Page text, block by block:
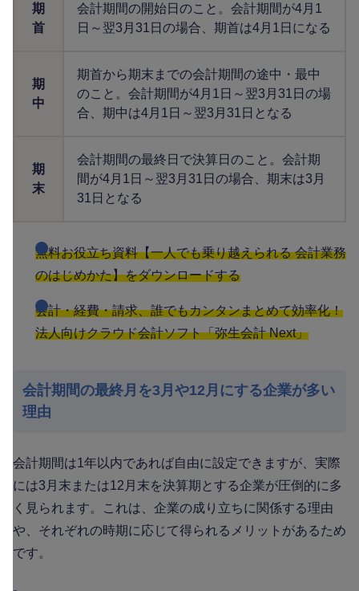
期
首
会計期間の開始日のこと。会計期間が4月1
日～翌3月31日の場合、期首は4月1日になる
期
中
期首から期末までの会計期間の途中・最中
のこと。会計期間が4月1日～翌3月31日の場
合、期中は4月1日～翌3月31日となる
期
末
会計期間の最終日で決算日のこと。会計期
間が4月1日～翌3月31日の場合、期末は3月
31日となる
無料お役立ち資料【一人でも乗り越えられる 会計業務
のはじめかた】をダウンロードする
会計・経費・請求、誰でもカンタンまとめて効率化！
法人向けクラウド会計ソフト「弥生会計 Next」
会計期間の最終月を3月や12月にする企業が多い
理由
会計期間は1年以内であれば自由に設定できますが、実際
には3月末または12月末を決算期とする企業が圧倒的に多
く見られます。これは、企業の成り立ちに関係する理由
や、それぞれの時期に応じて得られるメリットがあるため
です。